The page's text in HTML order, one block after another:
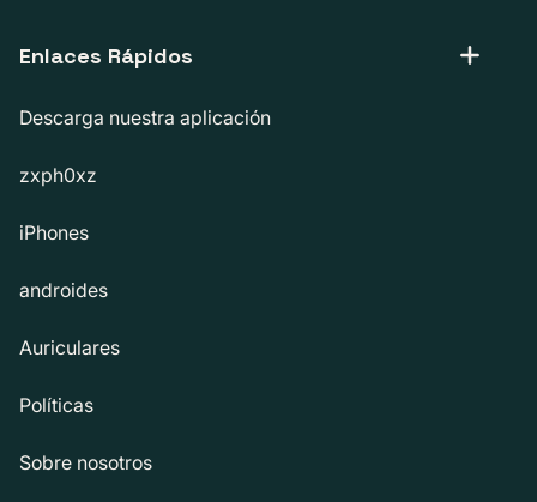
Enlaces Rápidos
Descarga nuestra aplicación
zxph0xz
iPhones
androides
Auriculares
Políticas
Sobre nosotros